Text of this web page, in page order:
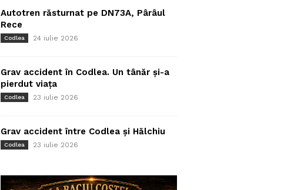
Autotren răsturnat pe DN73A, Pârâul
Rece
Codlea 24 iulie 2026
Grav accident în Codlea. Un tânăr și-a
pierdut viața
Codlea 23 iulie 2026
Grav accident între Codlea și Hălchiu
Codlea 23 iulie 2026